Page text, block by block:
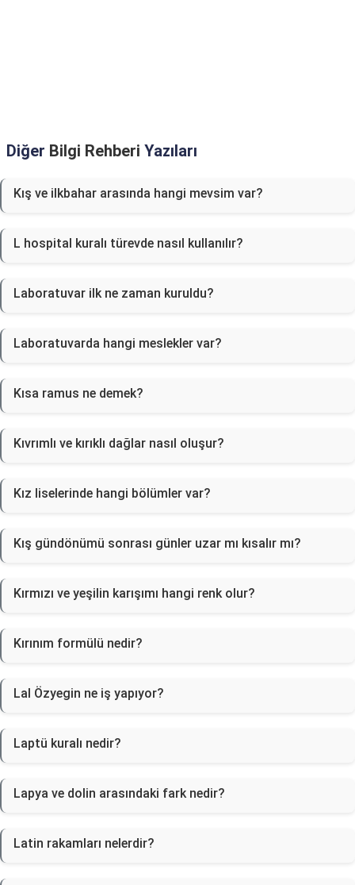
Diğer Bilgi Rehberi Yazıları
Kış ve ilkbahar arasında hangi mevsim var?
L hospital kuralı türevde nasıl kullanılır?
Laboratuvar ilk ne zaman kuruldu?
Laboratuvarda hangi meslekler var?
Kısa ramus ne demek?
Kıvrımlı ve kırıklı dağlar nasıl oluşur?
Kız liselerinde hangi bölümler var?
Kış gündönümü sonrası günler uzar mı kısalır mı?
Kırmızı ve yeşilin karışımı hangi renk olur?
Kırınım formülü nedir?
Lal Özyegin ne iş yapıyor?
Laptü kuralı nedir?
Lapya ve dolin arasındaki fark nedir?
Latin rakamları nelerdir?